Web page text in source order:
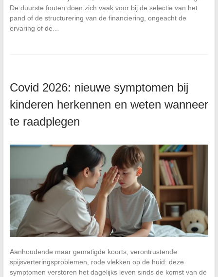
De duurste fouten doen zich vaak voor bij de selectie van het
pand of de structurering van de financiering, ongeacht de
ervaring of de…
Covid 2026: nieuwe symptomen bij
kinderen herkennen en weten wanneer
te raadplegen
Aanhoudende maar gematigde koorts, verontrustende
spijsverteringsproblemen, rode vlekken op de huid: deze
symptomen verstoren het dagelijks leven sinds de komst van de